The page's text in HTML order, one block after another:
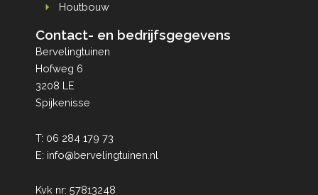
Houtbouw
Contact- en bedrijfsgegevens
Bervelingtuinen
Hofweg 6
3208 LE
Spijkenisse
T: 06 284 179 73
E: info@bervelingtuinen.nl
Kvk nr: 57813248